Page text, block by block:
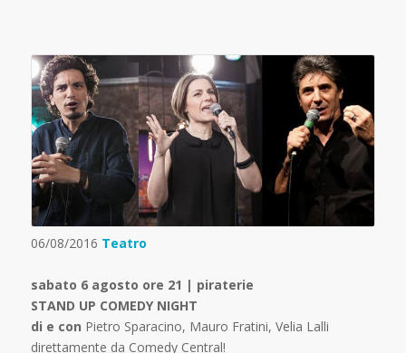
06/08/2016 Teatro
sabato 6 agosto ore 21 | piraterie
STAND UP COMEDY NIGHT
di e con Pietro Sparacino, Mauro Fratini, Velia Lalli
direttamente da Comedy Central!